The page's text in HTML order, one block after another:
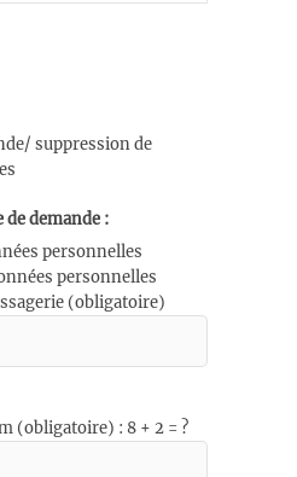
suppression de
demande :
personnelles
personnelles
(obligatoire)
(obligatoire) : 8 + 2 = ?